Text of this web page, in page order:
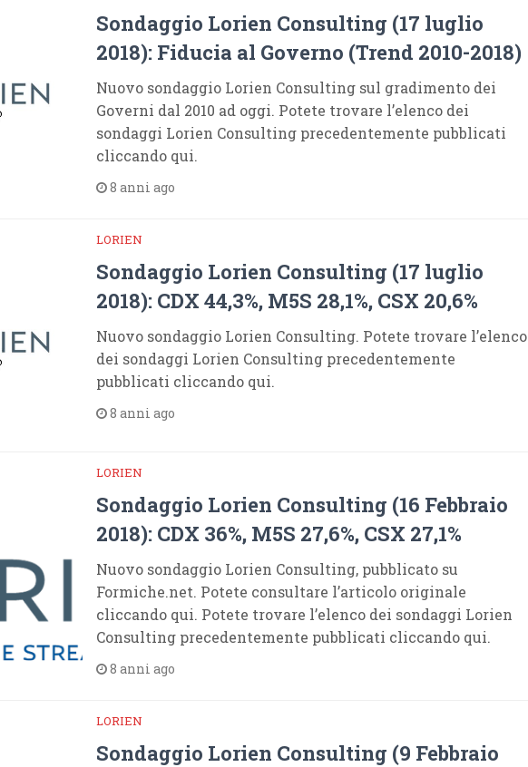
Sondaggio Lorien Consulting (17 luglio
2018): Fiducia al Governo (Trend 2010-2018)
Nuovo sondaggio Lorien Consulting sul gradimento dei
Governi dal 2010 ad oggi. Potete trovare l’elenco dei
sondaggi Lorien Consulting precedentemente pubblicati
cliccando qui.
8 anni ago
LORIEN
Sondaggio Lorien Consulting (17 luglio
2018): CDX 44,3%, M5S 28,1%, CSX 20,6%
Nuovo sondaggio Lorien Consulting. Potete trovare l’elenco
dei sondaggi Lorien Consulting precedentemente
pubblicati cliccando qui.
8 anni ago
LORIEN
Sondaggio Lorien Consulting (16 Febbraio
2018): CDX 36%, M5S 27,6%, CSX 27,1%
Nuovo sondaggio Lorien Consulting, pubblicato su
Formiche.net. Potete consultare l’articolo originale
cliccando qui. Potete trovare l’elenco dei sondaggi Lorien
Consulting precedentemente pubblicati cliccando qui.
8 anni ago
LORIEN
Sondaggio Lorien Consulting (9 Febbraio